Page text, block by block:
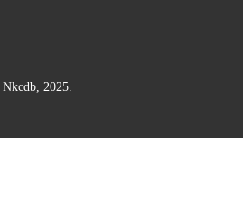
2025.